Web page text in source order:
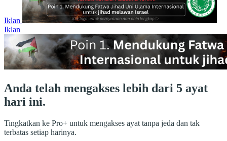
Iklan
Iklan
Anda telah mengakses lebih dari 5 ayat
hari ini.
Tingkatkan ke Pro+ untuk mengakses ayat tanpa jeda dan tak
terbatas setiap harinya.